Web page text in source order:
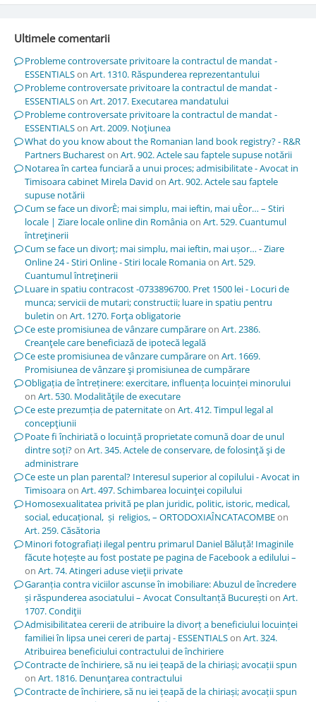
Ultimele comentarii
Probleme controversate privitoare la contractul de mandat -
ESSENTIALSon Art. 1310. Răspunderea reprezentantului
Probleme controversate privitoare la contractul de mandat -
ESSENTIALSon Art. 2017. Executarea mandatului
Probleme controversate privitoare la contractul de mandat -
ESSENTIALSon Art. 2009. Noţiunea
What do you know about the Romanian land book registry? - R&R
Partners Buchareston Art. 902. Actele sau faptele supuse notării
Notarea în cartea funciară a unui proces; admisibilitate - Avocat in
Timisoara cabinet Mirela David on Art. 902. Actele sau faptele
supuse notării
Cum se face un divorÈ; mai simplu, mai ieftin, mai uÈor… – Stiri
locale | Ziare locale online din Româniaon Art. 529. Cuantumul
întreţinerii
Cum se face un divorț; mai simplu, mai ieftin, mai ușor… - Ziare
Online 24 - Stiri Online - Stiri locale Romaniaon Art. 529.
Cuantumul întreţinerii
Luare in spatiu contracost -0733896700. Pret 1500 lei - Locuri de
munca; servicii de mutari; constructii; luare in spatiu pentru
buletin on Art. 1270. Forţa obligatorie
Ce este promisiunea de vânzare cumpărareon Art. 2386.
Creanţele care beneficiază de ipotecă legală
Ce este promisiunea de vânzare cumpărareon Art. 1669.
Promisiunea de vânzare şi promisiunea de cumpărare
Obligația de întreținere: exercitare, influența locuinței minorului
on Art. 530. Modalităţile de executare
Ce este prezumția de paternitateon Art. 412. Timpul legal al
concepţiunii
Poate fi închiriată o locuință proprietate comună doar de unul
dintre soți?on Art. 345. Actele de conservare, de folosinţă şi de
administrare
Ce este un plan parental? Interesul superior al copilului - Avocat in
Timisoaraon Art. 497. Schimbarea locuinţei copilului
Homosexualitatea privită pe plan juridic, politic, istoric, medical,
social, educațional, și religios, – ORTODOXIAÎNCATACOMBEon
Art. 259. Căsătoria
Minori fotografiați ilegal pentru primarul Daniel Băluță! Imaginile
făcute hoțește au fost postate pe pagina de Facebook a edilului –
on Art. 74. Atingeri aduse vieţii private
Garanția contra viciilor ascunse în imobiliare: Abuzul de încredere
și răspunderea asociatului – Avocat Consultanță Bucureștion Art.
1707. Condiţii
Admisibilitatea cererii de atribuire la divorț a beneficiului locuinței
familiei în lipsa unei cereri de partaj - ESSENTIALSon Art. 324.
Atribuirea beneficiului contractului de închiriere
Contracte de închiriere, să nu iei țeapă de la chiriași; avocații spun
on Art. 1816. Denunţarea contractului
Contracte de închiriere, să nu iei țeapă de la chiriași; avocații spun